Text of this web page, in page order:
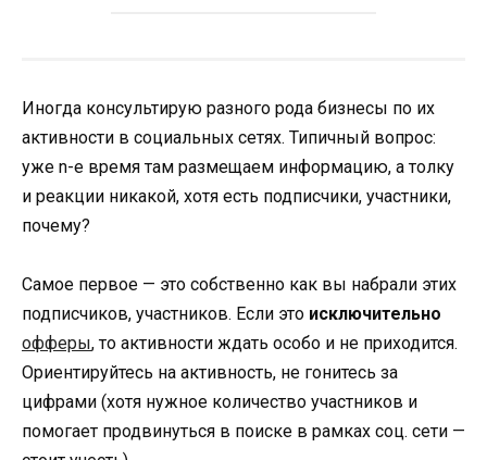
Иногда консультирую разного рода бизнесы по их
активности в социальных сетях. Типичный вопрос:
уже n-е время там размещаем информацию, а толку
и реакции никакой, хотя есть подписчики, участники,
почему?
Самое первое — это собственно как вы набрали этих
подписчиков, участников. Если это исключительно
офферы, то активности ждать особо и не приходится.
Ориентируйтесь на активность, не гонитесь за
цифрами (хотя нужное количество участников и
помогает продвинуться в поиске в рамках соц. сети —